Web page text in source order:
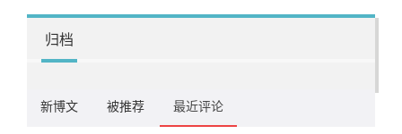
归档
新博文 被推荐 最近评论